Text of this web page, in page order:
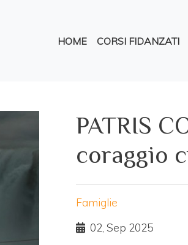
contenuto
Navigazione
HOME CORSI FIDANZATI
PATRIS
coraggio
Famiglie
02, Sep 2025